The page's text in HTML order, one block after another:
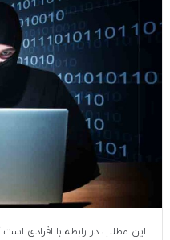
این مطلب در رابطه با افرادی